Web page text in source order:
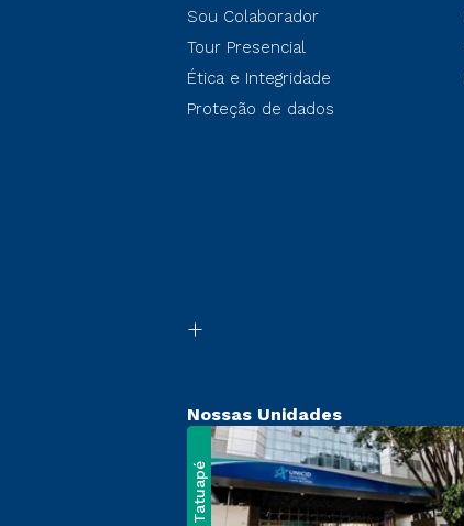
Sou Colaborador
Tour Presencial
Ética e Integridade
Proteção de dados
Nossas Unidades
Tatuapé